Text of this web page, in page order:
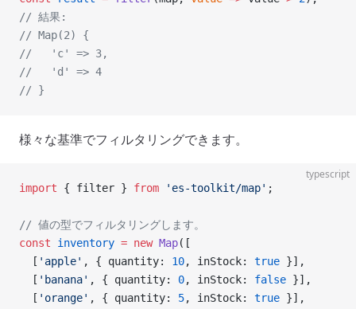
// 結果:
// Map(2) {
//   'c' => 3,
//   'd' => 4
// }
様々な基準でフィルタリングできます。
typescript
import { filter } from 'es-toolkit/map' ;
// 値の型でフィルタリングします。
const inventory = new Map([
  [
'apple' , { quantity: 10, inStock: true }],
  [
'banana' , { quantity: 0, inStock: false }],
  [
'orange' , { quantity: 5, inStock: true }],